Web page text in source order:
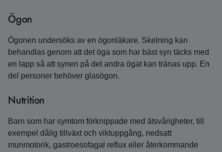
Ögon
Ögonen undersöks av en ögonläkare. Skelning kan
behandlas genom att det öga som har bäst syn täcks med
en lapp så att synen på det andra ögat kan tränas upp. En
del personer behöver glasögon.
Nutrition
Barn som har symtom förknippade med ätsvårigheter, till
exempel dålig tillväxt och viktuppgång, nedsatt
munmotorik, gastroesofagal reflux eller återkommande